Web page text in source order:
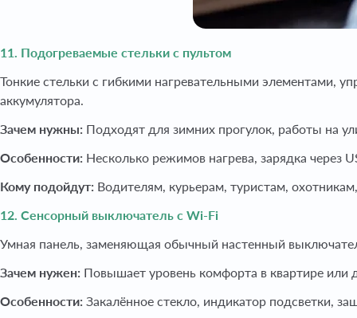
11. Подогреваемые стельки с пультом
Тонкие стельки с гибкими нагревательными элементами,
аккумулятора.
Зачем нужны: Подходят для зимних прогулок, работы на
Особенности: Несколько режимов нагрева, зарядка через
Кому подойдут: Водителям, курьерам, туристам,
12. Сенсорный выключатель с Wi-Fi
Умная панель, заменяющая обычный настенный
Зачем нужен: Повышает уровень комфорта в квартире или
Особенности: Закалённое стекло, индикатор подсветки,